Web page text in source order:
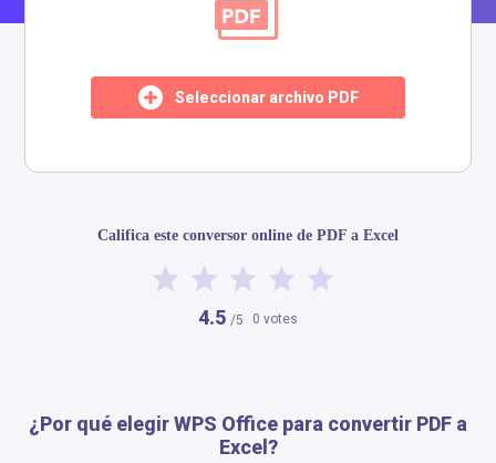
Seleccionar archivo PDF
​​Califica este conversor online de PDF a Excel​
4.5 /5 0 votes
¿Por qué elegir WPS Office para convertir PDF a
Excel?